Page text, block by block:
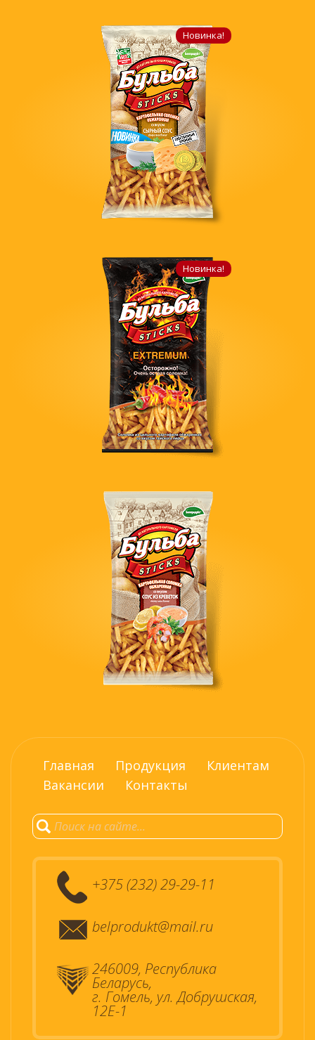
Главная Продукция
Клиентам
Вакансии
Контакты
+375 (232) 29-29-11
belprodukt@mail.ru
246009, Республика
Беларусь,
г. Гомель, ул. Добрушская,
12Е-1